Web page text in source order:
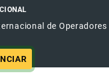
de Operadores